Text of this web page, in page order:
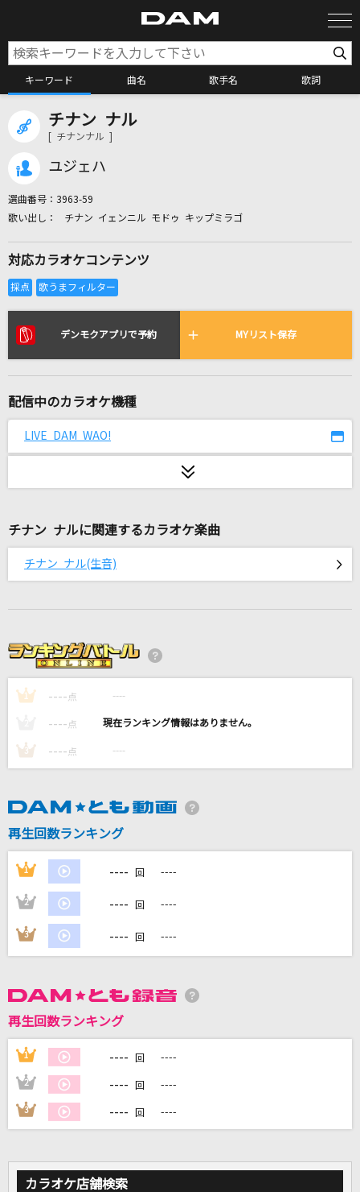
キーワード 曲名 歌手名 歌詞
リアルタイムで歌われている曲の一覧
ギラギラ
[生音]Torch of Liberty
ラピスラズリ
藍井エイル
一二三
LOVE PHANTOM(ビデオクリップバージョン)
B'z
須田景凪
三山ひろし
黒髪海峡
藤崎詩乃
[生音]MY LONELY TOWN
B'z
DAMの新曲・ランキングなど
DAMに会員登録・ログインして
チナン ナル
[ チナンナル ]
ユジェハ
選曲番号： 3963-59
チナン イェンニル モドゥ キップミラゴ
対応カラオケコンテンツ
デンモクアプリで予約 MYリスト保存
配信中のカラオケ機種
LIVE DAM WAO!
チナン ナルに関連するカラオケ楽曲
チナン ナル(生音)
1 ---- 点 ----
---- 点 ----
3 ---- 点 ----
再生回数ランキング
1 ---- 回 ----
2 ---- 回 ----
3 ---- 回 ----
再生回数ランキング
1 ---- 回 ----
2 ---- 回 ----
3 ---- 回 ----
カラオケ店舗検索